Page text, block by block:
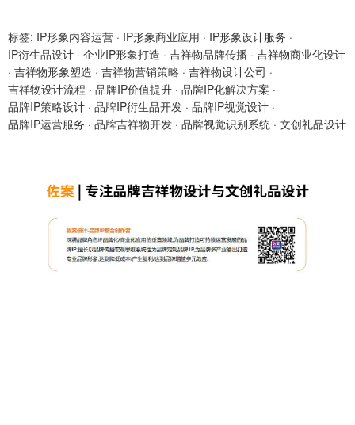
标签: IP形象内容运营 · IP形象商业应用 · IP形象设计服务 ·
IP衍生品设计 · 企业IP形象打造 · 吉祥物品牌传播 · 吉祥物商业化设计
· 吉祥物形象塑造 · 吉祥物营销策略 · 吉祥物设计公司 ·
吉祥物设计流程 · 品牌IP价值提升 · 品牌IP化解决方案 ·
品牌IP策略设计 · 品牌IP衍生品开发 · 品牌IP视觉设计 ·
品牌IP运营服务 · 品牌吉祥物开发 · 品牌视觉识别系统 · 文创礼品设计